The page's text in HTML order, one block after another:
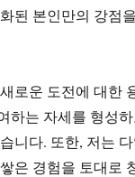
된 본인만의 강점
로운 도전에 대한
하는 자세를 형성
니다. 또한, 저는
은 경험을 토대로